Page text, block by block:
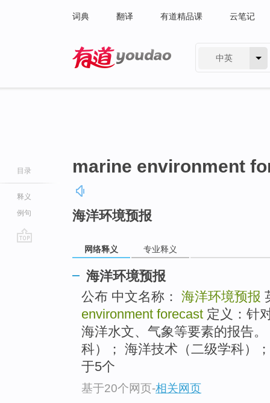
词典 翻译 有道精品课 云笔记
中英
目录
释义
例句
marine environment
海洋环境预报
网络释义 专业释义
海洋环境预报
公布 中文名称： 海洋环境预报
environment forecast 定义：针
海洋水文、气象等要素的报告
科）； 海洋技术（二级学科）
于5个
基于20个网页-相关网页